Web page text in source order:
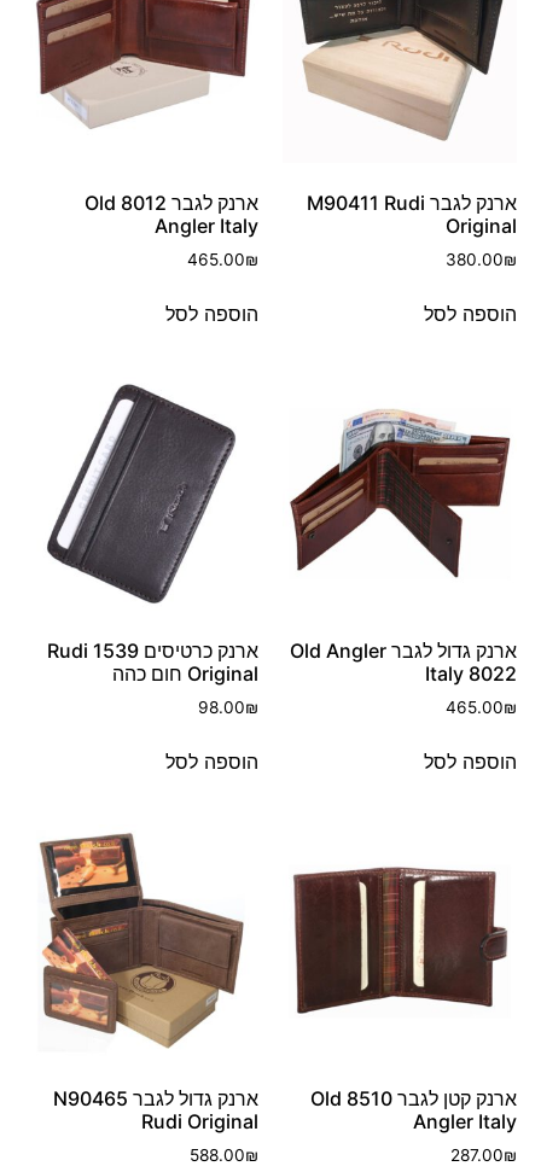
ארנק לגבר M90411 Rudi
Original
380.00₪
הוספה לסל
ארנק לגבר 8012 Old
Angler Italy
465.00₪
הוספה לסל
ארנק גדול לגבר Old Angler
Italy 8022
465.00₪
הוספה לסל
ארנק כרטיסים 1539 Rudi
Original חום כהה
98.00₪
הוספה לסל
ארנק קטן לגבר 8510 Old
Angler Italy
287.00₪
ארנק גדול לגבר N90465
Rudi Original
588.00₪